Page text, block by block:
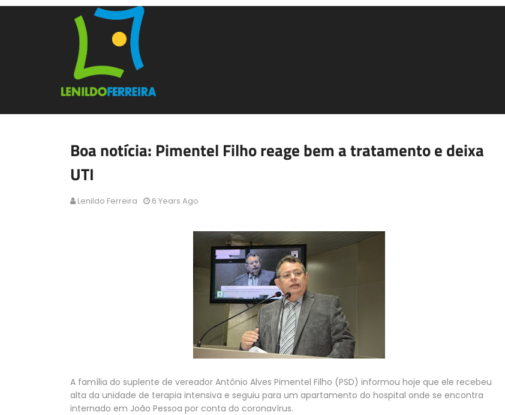
Boa notícia: Pimentel Filho reage bem a tratamento e deixa
UTI
Lenildo Ferreira 6 Years Ago
A família do suplente de vereador Antônio Alves Pimentel Filho (PSD) informou hoje que ele recebeu
alta da unidade de terapia intensiva e seguiu para um apartamento do hospital onde se encontra
internado em João Pessoa por conta do coronavírus.